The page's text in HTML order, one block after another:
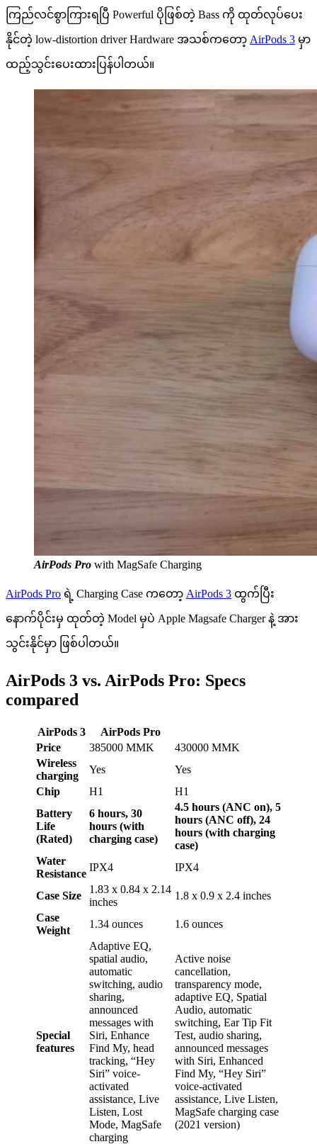
ကြည်လင်စွာကြားရပြီ Powerful ပိုဖြစ်တဲ့ Bass ကို ထုတ်လုပ်ပေး
နိုင်တဲ့ low-distortion driver Hardware အသစ်ကတော့ AirPods 3 မှာ
ထည့်သွင်းပေးထားပြန်ပါတယ်။
AirPods Pro with MagSafe Charging
AirPods Pro ရဲ့ Charging Case ကတော့ AirPods 3 ထွက်ပြီး
နောက်ပိုင်းမှ ထုတ်တဲ့ Model မှပဲ Apple Magsafe Charger နဲ့ အား
သွင်းနိုင်မှာ ဖြစ်ပါတယ်။
AirPods 3 vs. AirPods Pro: Specs
compared
AirPods 3
AirPods Pro
Price
385000 MMK
430000 MMK
Wireless
charging
Yes
Yes
Chip
H1
H1
Battery
Life
(Rated)
6 hours, 30
hours (with
charging case)
4.5 hours (ANC on), 5
hours (ANC off), 24
hours (with charging
case)
Water
Resistance
IPX4 IPX4
Case Size
1.83 x 0.84 x 2.14
inches
1.8 x 0.9 x 2.4 inches
Case
Weight
1.34 ounces 1.6 ounces
Special
features
Adaptive EQ,
spatial audio,
automatic
switching, audio
sharing,
announced
messages with
Siri, Enhance
Find My, head
tracking, “Hey
Siri” voice-
activated
assistance, Live
Listen, Lost
Mode, MagSafe
charging
Active noise
cancellation,
transparency mode,
adaptive EQ, Spatial
Audio, automatic
switching, Ear Tip Fit
Test, audio sharing,
announced messages
with Siri, Enhanced
Find My, “Hey Siri”
voice-activated
assistance, Live Listen,
MagSafe charging case
(2021 version)